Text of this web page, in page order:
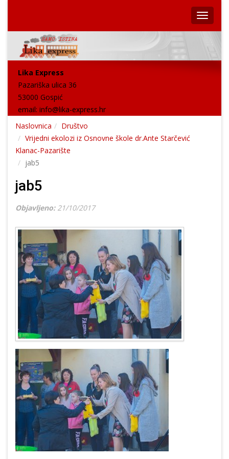
Lika Express
Pazariška ulica 36
53000 Gospić
email: info@lika-express.hr
Naslovnica
Društvo
Vrijedni ekolozi iz Osnovne škole dr.Ante Starčević
Klanac-Pazarište
jab5
jab5
Objavljeno: 21/10/2017